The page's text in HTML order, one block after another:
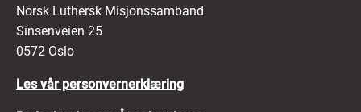
Norsk Luthersk Misjonssamband
Sinsenveien 25
0572 Oslo
Les vår personvernerklæring